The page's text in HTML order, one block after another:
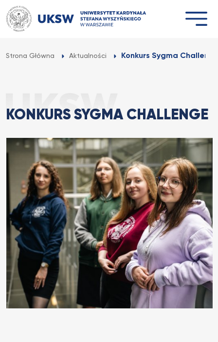
Przejdź
do
treści
Strona Główna Aktualności Konkurs Sygma
KONKURS SYGMA CHALLENGE